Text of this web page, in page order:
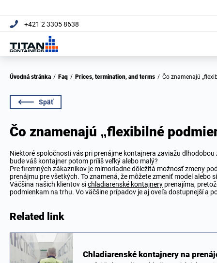
+421 2 3305 8638
Úvodná stránka / Faq / Prices, termination, and terms / Čo znamenajú
Späť
Čo znamenajú „flexibilné
Niektoré spoločnosti vás pri prenájme kontajnera zaviažu
bude váš kontajner potom príliš veľký alebo malý?
Pre firemných zákazníkov je mimoriadne dôležitá možnosť zmeny
prenájmu pre všetkých. To znamená, že môžete zmeniť model
Väčšina našich klientov sichladiarenské kontajnery prenajíma,
podmienkam na trhu. Vo väčšine prípadov je aj oveľa dostupnejší a
Related link
Chladiarenské kontajnery na